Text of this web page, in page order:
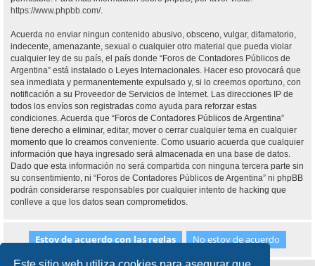
https://www.phpbb.com/.
Acuerda no enviar ningun contenido abusivo, obsceno, vulgar, difamatorio,
indecente, amenazante, sexual o cualquier otro material que pueda violar
cualquier ley de su país, el país donde “Foros de Contadores Públicos de
Argentina” está instalado o Leyes Internacionales. Hacer eso provocará que
sea inmediata y permanentemente expulsado y, si lo creemos oportuno, con
notificación a su Proveedor de Servicios de Internet. Las direcciones IP de
todos los envíos son registradas como ayuda para reforzar estas
condiciones. Acuerda que “Foros de Contadores Públicos de Argentina”
tiene derecho a eliminar, editar, mover o cerrar cualquier tema en cualquier
momento que lo creamos conveniente. Como usuario acuerda que cualquier
información que haya ingresado será almacenada en una base de datos.
Dado que esta información no será compartida con ninguna tercera parte sin
su consentimiento, ni “Foros de Contadores Públicos de Argentina” ni phpBB
podrán considerarse responsables por cualquier intento de hacking que
conlleve a que los datos sean comprometidos.